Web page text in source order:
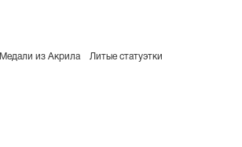
Медали из Акрила Литые статуэтки